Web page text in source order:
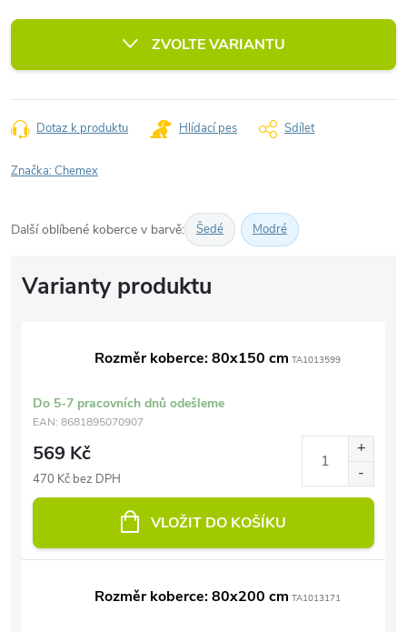
cena:
ZVOLTE VARIANTU
Dotaz k produktu Hlídací pes Sdílet
Značka:Chemex
Další oblíbené koberce v barvě: Šedé Modré
Rozměr koberce: 80x150 cm TA1013599
Do 5-7 pracovních dnů odešleme
EAN: 8681895070907
569 Kč
470 Kč bez DPH
VLOŽIT DO KOŠÍKU
Rozměr koberce: 80x200 cm TA1013171